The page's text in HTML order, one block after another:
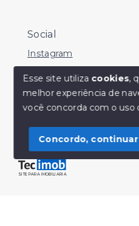
Olá! Estamos
Social
Instagram
Facebook
Youtube
© Copyright 2026 - Sérgio
direitos reservados
SITE PARA IMOBILIARIA
Esse site utiliza cookies,
melhor experiência de
você concorda com o uso
Concordo, continuar